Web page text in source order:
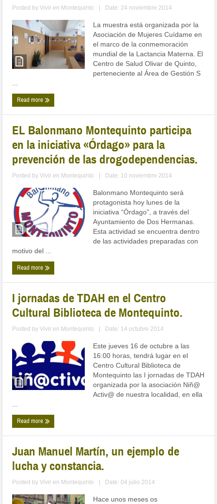
Posted byVivir en Montequinto Date: 24 noviembre 2014
La muestra está organizada por la
Asociación de Mujeres Cuídame en
el marco de la conmemoración
mundial de la Lactancia Materna. El
Centro de Salud Olivar de Quinto,
perteneciente al Área de Gestión S
...
Read more
EL Balonmano Montequinto participa
en la iniciativa «Órdago» para la
prevención de las drogodependencias.
Posted byVivir en Montequinto Date: 10 noviembre 2014
Balonmano Montequinto será
protagonista hoy lunes de la
iniciativa “Órdago”, a través del
Ayuntamiento de Dos Hermanas.
Esta actividad se encuentra dentro
de las actividades preparadas con
motivo del ...
Read more
I jornadas de TDAH en el Centro
Cultural Biblioteca de Montequinto.
Posted byVivir en Montequinto Date: 14 octubre 2014
Este jueves 16 de octubre a las
16:00 horas, tendrá lugar en el
Centro Cultural Biblioteca de
Montequinto las I jornadas de TDAH
organizada por la asociación Niñ@
Activ@ de nuestra localidad, en ella
...
Read more
Juan Manuel Martín, un ejemplo de
lucha y constancia.
Posted byVivir en Montequinto Date: 04 julio 2014
Hace unos meses os